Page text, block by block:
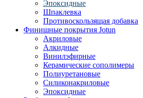
Эпоксидные
Шпаклевка
Противоскользящая добавка
Финишные покрытия Jotun
Акриловые
Алкидные
Винилэфирные
Керамические сополимеры
Полиуретановые
Силиконакриловые
Эпоксидные